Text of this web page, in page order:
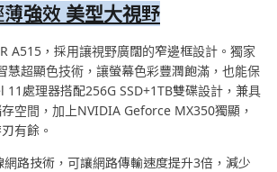
強效 美型大視野
，採用讓視野廣闊的窄邊框設計。獨家
超顯色技術，讓螢幕色彩豐潤飽滿，也能保
處理器搭配256G SSD+1TB雙碟設計，兼具
空間，加上NVIDIA Geforce MX350獨顯，
有餘。
技術，可讓網路傳輸速度提升3倍，減少